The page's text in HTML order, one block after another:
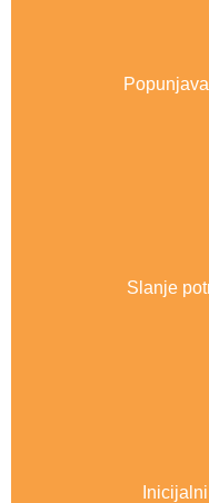
Slanje